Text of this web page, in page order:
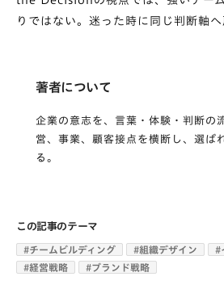
りではない。迷った時に同じ判断軸へ
著者について
企業の意志を、言葉・体験・判断の
営、事業、顧客接点を横断し、選ば
る。
この記事のテーマ
#チームビルディング #組織デザイン #
#経営戦略 #ブランド戦略